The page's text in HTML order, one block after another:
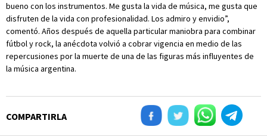
bueno con los instrumentos. Me gusta la vida de música, me gusta que
disfruten de la vida con profesionalidad. Los admiro y envidio”,
comentó. Años después de aquella particular maniobra para combinar
fútbol y rock, la anécdota volvió a cobrar vigencia en medio de las
repercusiones por la muerte de una de las figuras más influyentes de
la música argentina.
COMPARTIRLA